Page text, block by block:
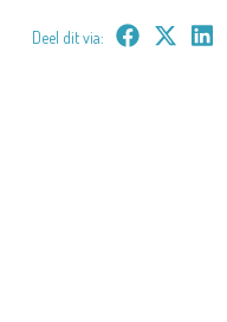
Deel dit via: